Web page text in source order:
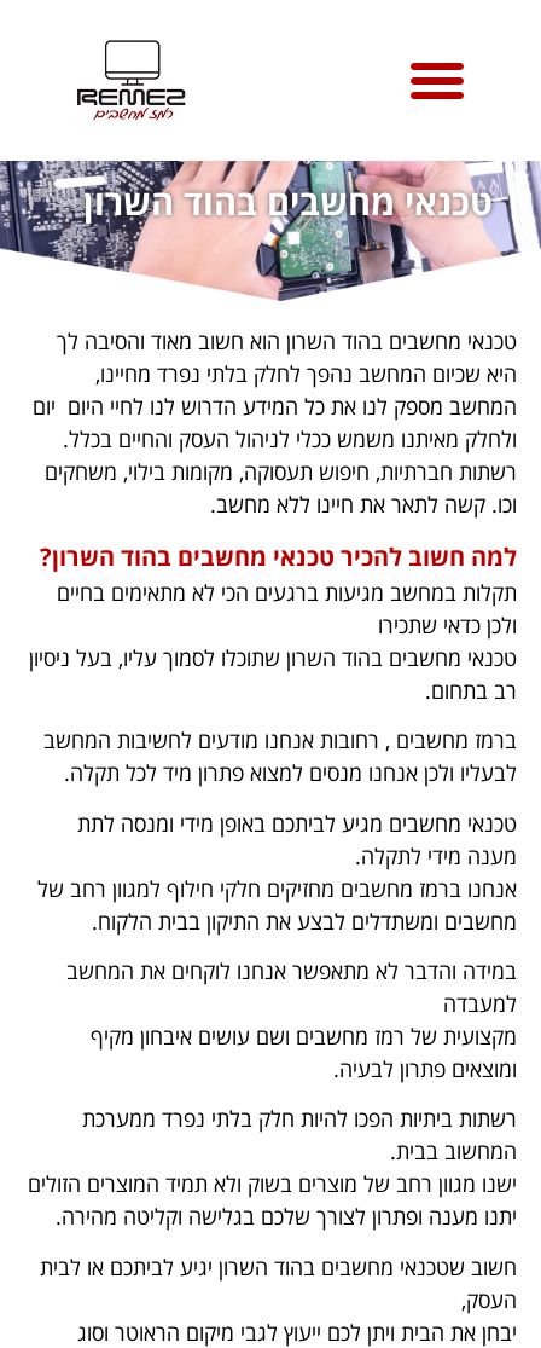
טכנאי מחשבים בהוד השרון
טכנאי מחשבים בהוד השרון הוא חשוב מאוד והסיבה לך
היא שכיום המחשב נהפך לחלק בלתי נפרד מחיינו,
המחשב מספק לנו את כל המידע הדרוש לנו לחיי היום יום
ולחלק מאיתנו משמש ככלי לניהול העסק והחיים בכלל.
רשתות חברתיות, חיפוש תעסוקה, מקומות בילוי, משחקים
וכו. קשה לתאר את חיינו ללא מחשב.
למה חשוב להכיר טכנאי מחשבים בהוד השרון?
תקלות במחשב מגיעות ברגעים הכי לא מתאימים בחיים
ולכן כדאי שתכירו
טכנאי מחשבים בהוד השרון שתוכלו לסמוך עליו, בעל ניסיון
רב בתחום.
ברמז מחשבים , רחובות אנחנו מודעים לחשיבות המחשב
לבעליו ולכן אנחנו מנסים למצוא פתרון מיד לכל תקלה.
טכנאי מחשבים מגיע לביתכם באופן מידי ומנסה לתת
מענה מידי לתקלה.
אנחנו ברמז מחשבים מחזיקים חלקי חילוף למגוון רחב של
מחשבים ומשתדלים לבצע את התיקון בבית הלקוח.
במידה והדבר לא מתאפשר אנחנו לוקחים את המחשב
למעבדה
מקצועית של רמז מחשבים ושם עושים איבחון מקיף
ומוצאים פתרון לבעיה.
רשתות ביתיות הפכו להיות חלק בלתי נפרד ממערכת
המחשוב בבית.
ישנו מגוון רחב של מוצרים בשוק ולא תמיד המוצרים הזולים
יתנו מענה ופתרון לצורך שלכם בגלישה וקליטה מהירה.
חשוב שטכנאי מחשבים בהוד השרון יגיע לביתכם או לבית
העסק,
יבחן את הבית ויתן לכם ייעוץ לגבי מיקום הראוטר וסוג